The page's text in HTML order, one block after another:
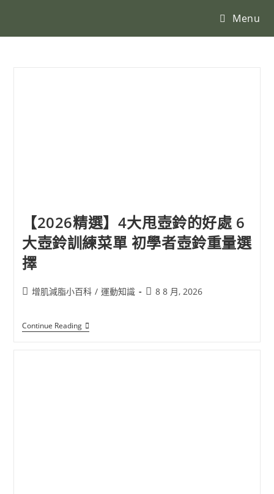
Menu
【2026精選】4大甩壺鈴的好處 6
大壺鈴訓練菜單 初學者壺鈴重量選
擇
增肌減脂小百科 / 運動知識 8 8 月, 2026
Continue Reading